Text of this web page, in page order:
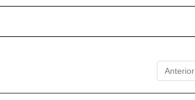
Anterior